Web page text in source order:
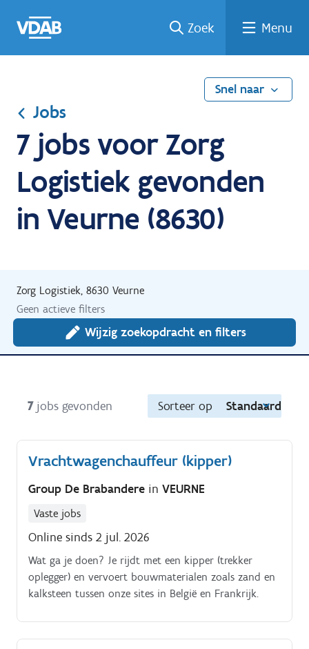
naar
een
een
job
naar
Zoek Menu
Snel naar
Jobs
7 jobs voor Zorg
Logistiek gevonden
in Veurne (8630)
Zorg Logistiek, 8630 Veurne
Geen actieve filters
Wijzig zoekopdracht en filters
7 jobs gevonden Sorteer op Standaard
Vrachtwagenchauffeur (kipper)
Group De Brabandere in VEURNE
Vaste jobs
Online sinds 2 jul. 2026
Wat ga je doen? Je rijdt met een kipper (trekker
oplegger) en vervoert bouwmaterialen zoals zand en
kalksteen tussen onze sites in België en Frankrijk.